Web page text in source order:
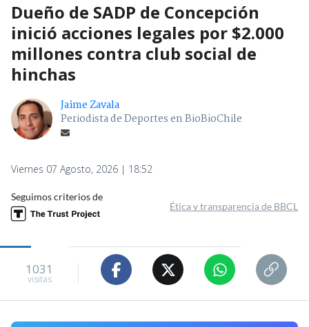
Dueño de SADP de Concepción
inició acciones legales por $2.000
millones contra club social de
hinchas
Jaime Zavala
Periodista de Deportes en BioBioChile
Viernes 07 Agosto, 2026 | 18:52
Seguimos criterios de
Ética y transparencia de BBCL
1031
visitas